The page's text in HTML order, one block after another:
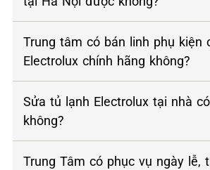
Trung tâm có bán linh phụ kiện
Electrolux chính hãng không?
Sửa tủ lạnh Electrolux tại nhà
không?
Trung Tâm có phục vụ ngày lễ,